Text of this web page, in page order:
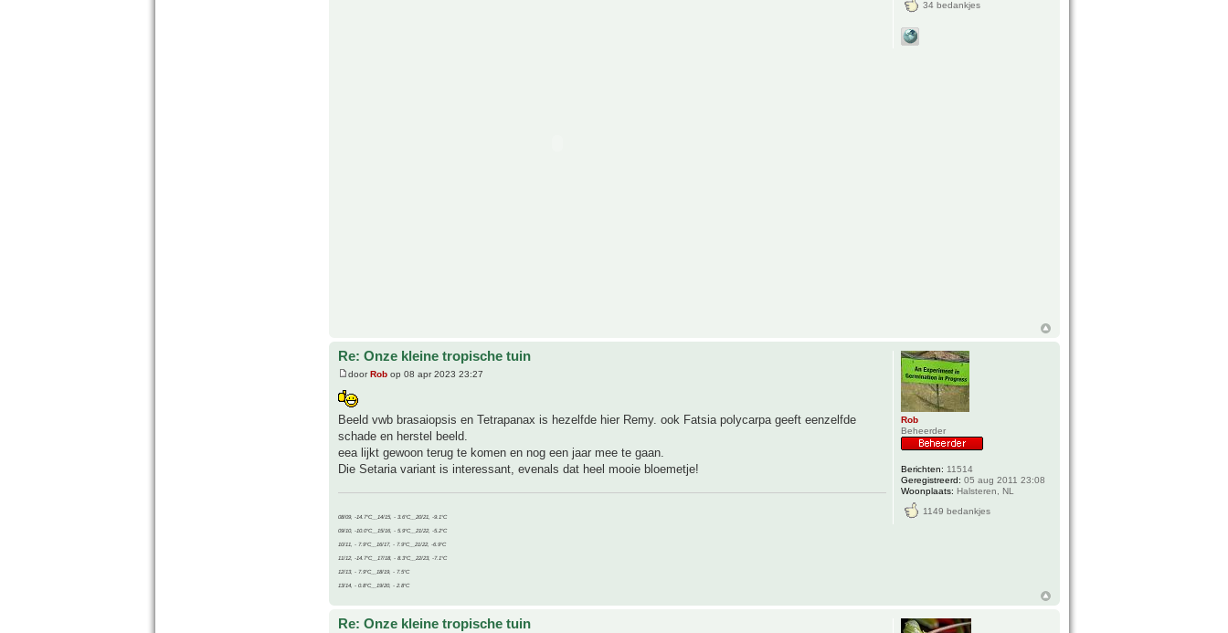
34 bedankjes
Re: Onze kleine tropische tuin
doorRob op 08 apr 2023 23:27
Beeld vwb brasaiopsis en Tetrapanax is hezelfde hier Remy. ook Fatsia polycarpa geeft eenzelfde
schade en herstel beeld.
eea lijkt gewoon terug te komen en nog een jaar mee te gaan.
Die Setaria variant is interessant, evenals dat heel mooie bloemetje!
08/09, -14.7°C__14/15, - 3.6°C__20/21, -9.1°C
09/10, -10.0°C__15/16, - 5.9°C__21/22, -5.2°C
10/11, - 7.9°C__16/17, - 7.9°C__21/22, -6.9°C
11/12, -14.7°C__17/18, - 8.3°C__22/23, -7.1°C
12/13, - 7.9°C__18/19, - 7.5°C
13/14, - 0.8°C__19/20, - 2.8°C
Rob
Beheerder
Berichten: 11514
Geregistreerd: 05 aug 2011 23:08
Woonplaats: Halsteren, NL
1149 bedankjes
Re: Onze kleine tropische tuin